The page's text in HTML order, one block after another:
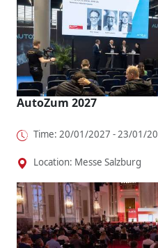
AutoZum 2027
Time: 20/01/2027 - 23/01/
Location: Messe Salzburg